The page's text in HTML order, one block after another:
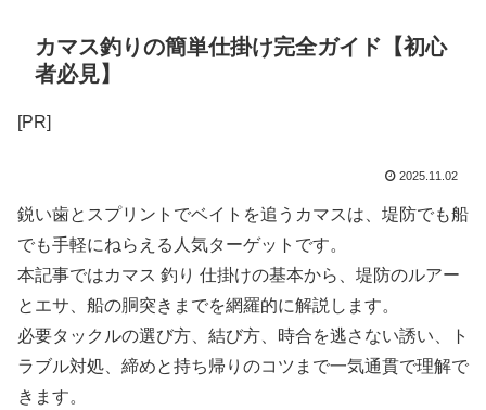
カマス釣りの簡単仕掛け完全ガイド【初心
者必見】
[PR]
2025.11.02
鋭い歯とスプリントでベイトを追うカマスは、堤防でも船
でも手軽にねらえる人気ターゲットです。
本記事ではカマス 釣り 仕掛けの基本から、堤防のルアー
とエサ、船の胴突きまでを網羅的に解説します。
必要タックルの選び方、結び方、時合を逃さない誘い、ト
ラブル対処、締めと持ち帰りのコツまで一気通貫で理解で
きます。